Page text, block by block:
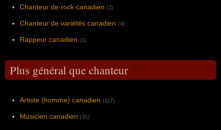
Chanteur de rock canadien (3)
Chanteur de variétés canadien (4)
Rappeur canadien (1)
Plus général que chanteur
Artiste (homme) canadien (117)
Musicien canadien (31)